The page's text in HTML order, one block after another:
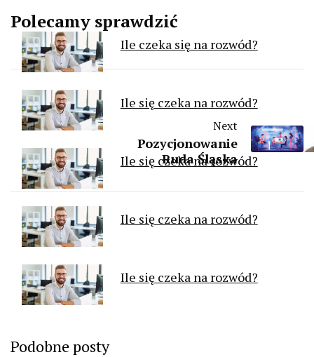
Polecamy sprawdzić
Ile czeka się na rozwód?
Ile się czeka na rozwód?
Ile się czeka na rozwód?
Ile się czeka na rozwód?
Ile się czeka na rozwód?
Next
Pozycjonowanie
Ruda Śląska
Podobne posty